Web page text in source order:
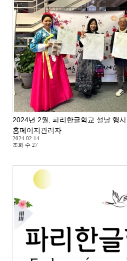
2024년 2월, 파리한글학교 설날 행사
홈페이지관리자
2024.02.14
조회 수 27